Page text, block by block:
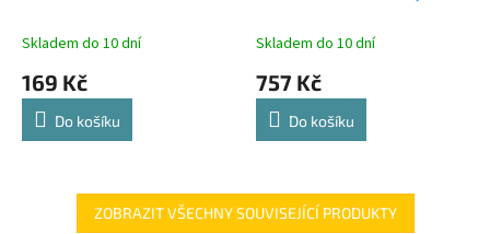
Skladem do 10 dní
169 Kč
Do košíku
mikrofon růžová
Skladem do 10 dní
757 Kč
Do košíku
ZOBRAZIT VŠECHNY SOUVISEJÍCÍ PRODUKTY